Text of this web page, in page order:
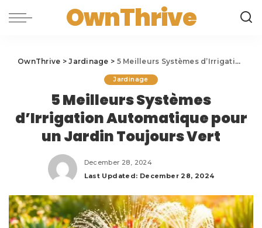
OwnThrive
OwnThrive >Jardinage > 5 Meilleurs Systèmes d’Irrigation Automatique pour un Jardin Toujours Vert
Jardinage
5 Meilleurs Systèmes
d’Irrigation Automatique pour
un Jardin Toujours Vert
December 28, 2024
Last Updated: December 28, 2024